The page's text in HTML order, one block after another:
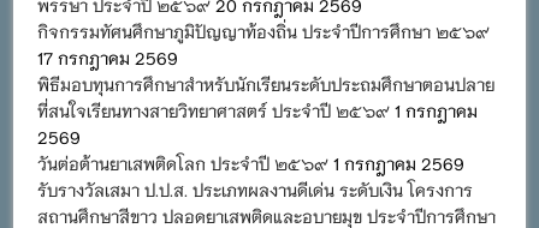
พรรษา ประจำปี ๒๕๖๙ 20 กรกฎาคม 2569
กิจกรรมทัศนศึกษาภูมิปัญญาท้องถิ่น ประจำปีการศึกษา ๒๕๖๙
17 กรกฎาคม 2569
พิธีมอบทุนการศึกษาสำหรับนักเรียนระดับประถมศึกษาตอนปลาย
ที่สนใจเรียนทางสายวิทยาศาสตร์ ประจำปี ๒๕๖๙ 1 กรกฎาคม
2569
วันต่อต้านยาเสพติดโลก ประจำปี ๒๕๖๙ 1 กรกฎาคม 2569
รับรางวัลเสมา ป.ป.ส. ประเภทผลงานดีเด่น ระดับเงิน โครงการ
สถานศึกษาสีขาว ปลอดยาเสพติดและอบายมุข ประจำปีการศึกษา